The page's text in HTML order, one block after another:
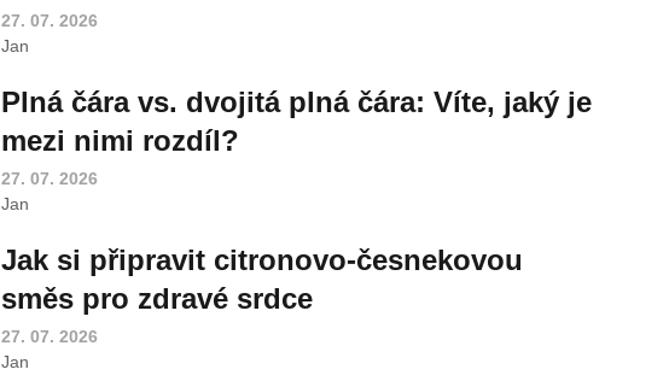
27. 07. 2026
Jan
Plná čára vs. dvojitá plná čára: Víte, jaký je
mezi nimi rozdíl?
27. 07. 2026
Jan
Jak si připravit citronovo-česnekovou
směs pro zdravé srdce
27. 07. 2026
Jan